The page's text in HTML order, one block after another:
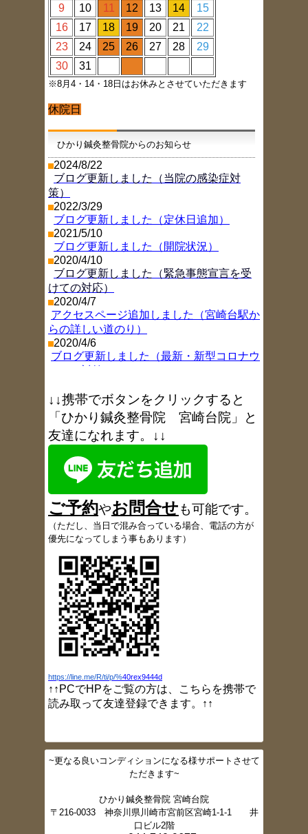
9
10 11 12 13 14
15
16
17 18 19 20 21
22
23
24 25 26 27 28
29
30
31
※8月4・14・18日はお休みとさせていただきます
休院日
ひかり鍼灸整骨院からのお知らせ
2024/8/22
ブログ更新しました（当院の感染症対
策）
2022/3/29
ブログ更新しました（定休日追加）
2021/5/10
ブログ更新しました（開院状況）
2020/4/10
ブログ更新しました（緊急事態宣言を受
けての対応）
2020/4/7
アクセスページ追加しました（宮崎台駅か
らの詳しい道のり）
2020/4/6
ブログ更新しました（最新・新型コロナウ
ブログ更新しました（年末年始お休み情
報）
2018/8/9
ブログ更新しました（お盆休み
ブログ更新しました（1周年を振り返り
2017/6/6
ブログ更新しました（6月18日午後休院の
お知らせ）
2017/5/18
患者さんの声、多数追加しました
2017/5/9
ブログ更新しました（定休日変更のお知ら
せ）
2017/5/4
ブログ更新しました（GW
2017/3/24
ブログ更新しました（灸頭鍼）
2017/3/23
ブログ更新しました（小指しびれ）
ブログ更新しました（肩痛）
2017/3/10
ブログ更新しました（大胸筋ストレッチ）
ポジション）
2017/2/16
ブログ更新しました。（スクワット法）
ブログ更新しました。（体幹トレーニング
②）
↓↓携帯でボタンをクリックすると
「ひかり鍼灸整骨院 宮崎台院」と
友達になれます。↓↓
ご予約やお問合せも可能です。
（ ただし、当日で混み合っている場合、電話の方が
優先になってしまう事もあります）
https://line.me/R/ti/p/%40rex9444d
↑↑PCでHPをご覧の方は、こちらを携帯で
読み取って友達登録できます。↑↑
~更なる良いコンディションになる様サポートさせて
ただきます~
ひかり鍼灸整骨院 宮崎台院
〒216-0033 神奈川県川崎市宮前区宮崎1-1-1 井
口ビル2階